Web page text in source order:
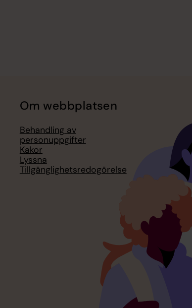
Om webbplatsen
Behandling av
personuppgifter
Kakor
Lyssna
Tillgänglighetsredogörelse